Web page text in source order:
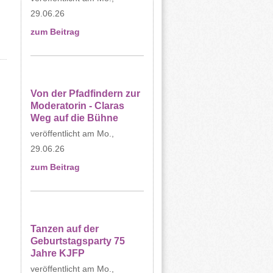
29.06.26
zum Beitrag
Von der Pfadfindern zur
Moderatorin - Claras
Weg auf die Bühne
Mo.,
29.06.26
zum Beitrag
Tanzen auf der
Geburtstagsparty 75
Jahre KJFP
Mo.,